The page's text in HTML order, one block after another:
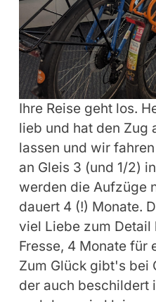
Ihre Reise geht los.
lieb und hat den Zug
lassen und wir
an Gleis 3 (und 1/2)
werden die Aufzüge
dauert 4 (!) Monate.
viel Liebe zum
Fresse, 4 Monate für
Zum Glück gibt's bei
der auch beschildert